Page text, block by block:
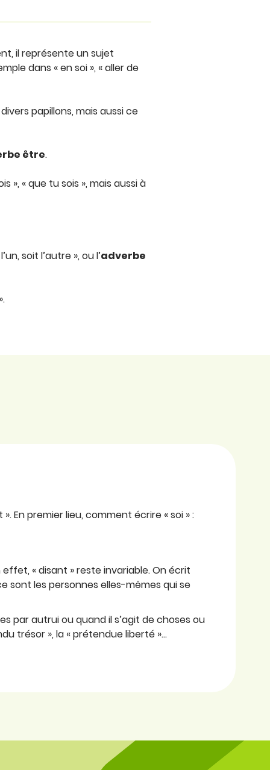
il représente un sujet
dans « en soi », « aller de
papillons, mais aussi ce
être.
», « que tu sois », mais aussi à
soit l’autre », ou l’adverbe
En premier lieu, comment écrire « soi » :
« disant » reste invariable. On écrit
sont les personnes elles-mêmes qui se
par autrui ou quand il s’agit de choses ou
trésor », la « prétendue liberté »…